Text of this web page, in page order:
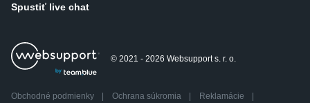
Spustiť live chat
© 2021 - 2026 Websupport s. r. o.
Obchodné podmienky Ochrana súkromia Reklamácie